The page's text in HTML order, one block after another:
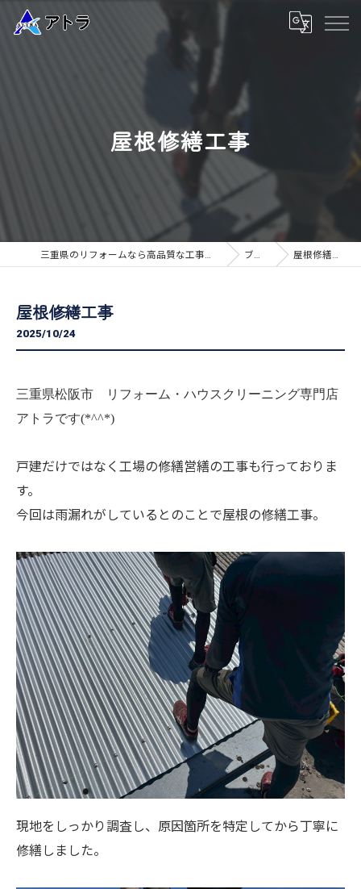
屋根修繕工事
三重県のリフォームなら高品質な工事のアトラ ブログ 屋根修繕工事
屋根修繕工事
2025/10/24
三重県松阪市 リフォーム・ハウスクリーニング専門店
アトラです(*^^*)
戸建だけではなく工場の修繕営繕の工事も行っておりま
す。
今回は雨漏れがしているとのことで屋根の修繕工事。
現地をしっかり調査し、原因箇所を特定してから丁寧に
修繕しました。